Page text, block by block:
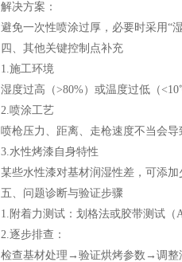
解决方案：
避免一次性喷涂过厚，必要时采用“
四、其他关键控制点补充
1.施工环境
湿度过高（>80%）或温度过低（
2.喷涂工艺
喷枪压力、距离、走枪速度不当会导
3.水性烤漆自身特性
某些水性漆对基材润湿性差，可添
五、问题诊断与验证步骤
1.附着力测试：划格法或胶带测试（
2.逐步排查：
检查基材处理→验证烘烤参数→调整